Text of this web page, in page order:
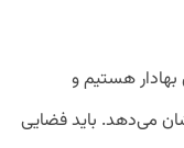
هستیم و
می‌دهد. باید فضایی